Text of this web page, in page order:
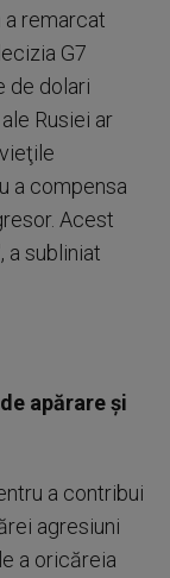
a remarcat
G7
de dolari
Rusiei ar
a compensa
Acest
a subliniat
apărare şi
a contribui
agresiuni
a oricăreia